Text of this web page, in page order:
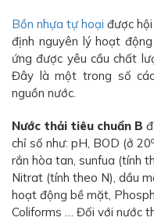
Bồn nhựa tự hoại được
định nguyên lý hoạt
ứng được yêu cầu chất
Đây là một trong số
nguồn nước.
Nước thải tiêu chuẩn B
chỉ số như: pH, BOD (ở 20o
rắn hòa tan, sunfua (tính
Nitrat (tính theo N), dầu
hoạt động bề mặt,
Coliforms … Đối với nước